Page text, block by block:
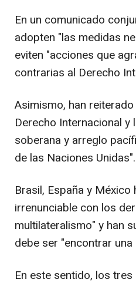
En un comunicado
adopten "las medidas
eviten "acciones que
contrarias al Derecho
Asimismo, han
Derecho Internacional
soberana y arreglo
de las Naciones Unidas".
Brasil, España y
irrenunciable con los
multilateralismo" y han
debe ser "encontrar
En este sentido, los